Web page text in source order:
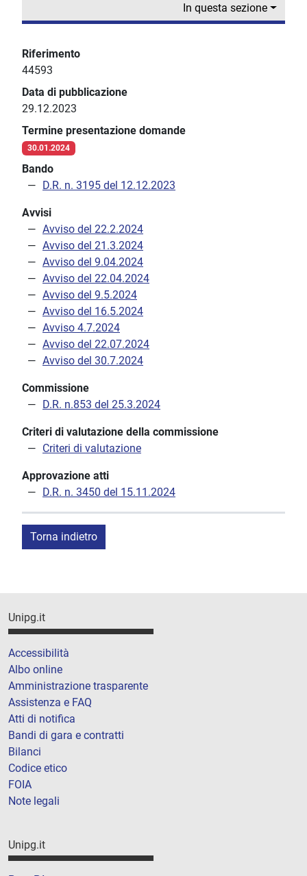
In questa sezione
Riferimento
44593
Data di pubblicazione
29.12.2023
Termine presentazione domande
30.01.2024
Bando
D.R. n. 3195 del 12.12.2023
Avvisi
Avviso del 22.2.2024
Avviso del 21.3.2024
Avviso del 9.04.2024
Avviso del 22.04.2024
Avviso del 9.5.2024
Avviso del 16.5.2024
Avviso 4.7.2024
Avviso del 22.07.2024
Avviso del 30.7.2024
Commissione
D.R. n.853 del 25.3.2024
Criteri di valutazione della commissione
Criteri di valutazione
Approvazione atti
D.R. n. 3450 del 15.11.2024
Torna indietro
Unipg.it
Accessibilità
Albo online
Amministrazione trasparente
Assistenza e FAQ
Atti di notifica
Bandi di gara e contratti
Bilanci
Codice etico
FOIA
Note legali
Unipg.it